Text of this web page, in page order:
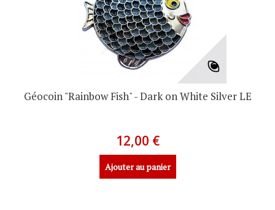
Géocoin "Rainbow Fish" - Dark on White Silver LE
12,00 €
Ajouter au panier